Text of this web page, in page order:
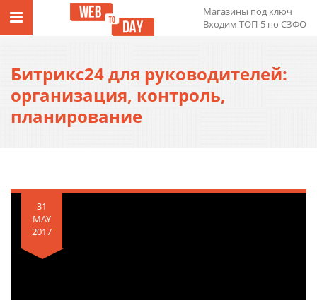
Магазины под ключ
Входим ТОП-5 по СЗФО
Битрикс24 для руководителей:
организация, контроль,
планирование
31
MAY
2017